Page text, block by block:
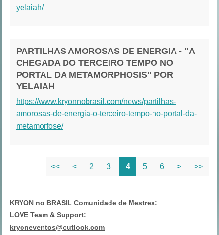
yelaiah/
PARTILHAS AMOROSAS DE ENERGIA - "A
CHEGADA DO TERCEIRO TEMPO NO
PORTAL DA METAMORPHOSIS" POR
YELAIAH
https://www.kryonnobrasil.com/news/partilhas-
amorosas-de-energia-o-terceiro-tempo-no-portal-da-
metamorfose/
<< < 2 3 4 5 6 > >>
KRYON no BRASIL Comunidade de Mestres:
LOVE Team & Support:
kryoneventos@outlook.com